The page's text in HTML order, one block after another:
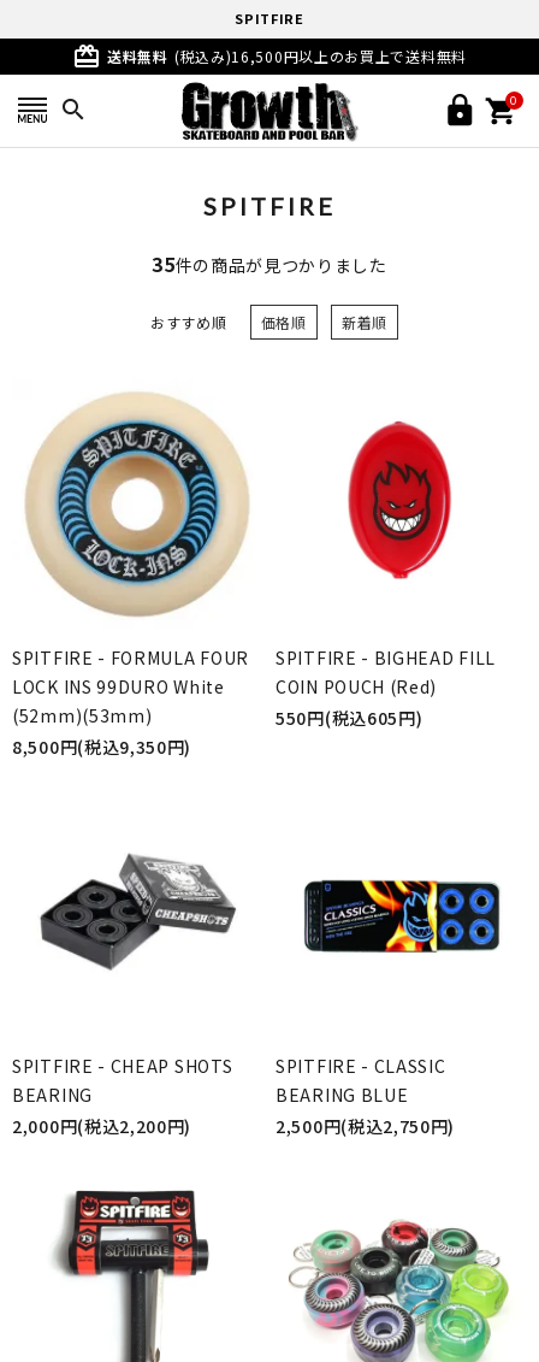
SPITFIRE
card_giftcard 送料無料 (税込み)16,500円以上のお買上で送料無料
search 0
SPITFIRE
35件の商品が見つかりました
おすすめ順 価格順 新着順
SPITFIRE - FORMULA FOUR
LOCK INS 99DURO White
(52mm)(53mm)
8,500円(税込9,350円)
SPITFIRE - BIGHEAD FILL
COIN POUCH (Red)
550円(税込605円)
SPITFIRE - CHEAP SHOTS
BEARING
2,000円(税込2,200円)
SPITFIRE - CLASSIC
BEARING BLUE
2,500円(税込2,750円)